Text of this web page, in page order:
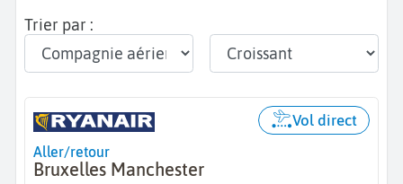
Trier par :
Aller/retour
Bruxelles Manchester
Vol direct